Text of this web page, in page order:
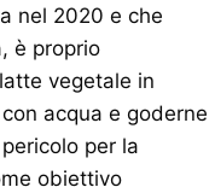
nel 2020 e che
è proprio
vegetale in
acqua e goderne
per la
obiettivo